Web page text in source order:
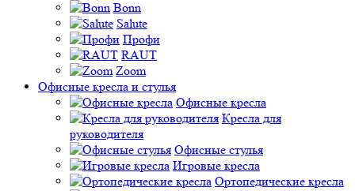
Bonn
Salute
Профи
RAUT
Zoom
Офисные кресла и стулья
Офисные кресла
Кресла для
руководителя
Офисные стулья
Игровые кресла
Ортопедические кресла